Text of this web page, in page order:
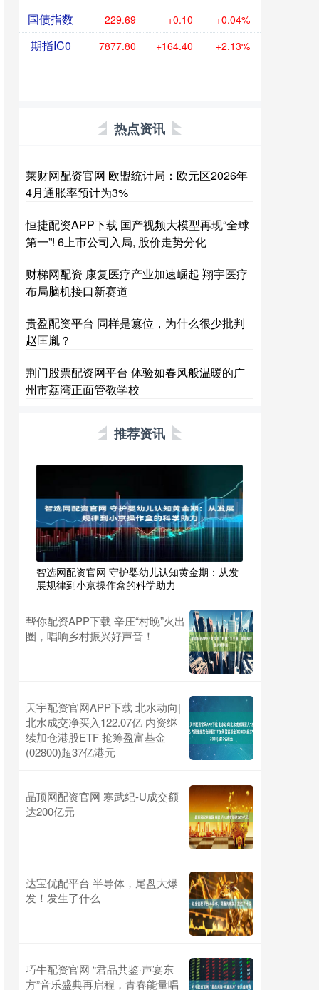
国债指数 229.69 +0.10 +0.04%
期指IC0 7877.80 +164.40 +2.13%
热点资讯
莱财网配资官网 欧盟统计局：欧元区2026年
4月通胀率预计为3%
恒捷配资APP下载 国产视频大模型再现“全球
第一”! 6上市公司入局, 股价走势分化
财梯网配资 康复医疗产业加速崛起 翔宇医疗
布局脑机接口新赛道
贵盈配资平台 同样是篡位，为什么很少批判
赵匡胤？
荆门股票配资网平台 体验如春风般温暖的广
州市荔湾正面管教学校
推荐资讯
智选网配资官网 守护婴幼儿认知黄金期：从发
展规律到小京操作盒的科学助力
帮你配资APP下载 辛庄“村晚”火出
圈，唱响乡村振兴好声音！
天宇配资官网APP下载 北水动向|
北水成交净买入122.07亿 内资继
续加仓港股ETF 抢筹盈富基金
(02800)超37亿港元
晶顶网配资官网 寒武纪-U成交额
达200亿元
达宝优配平台 半导体，尾盘大爆
发！发生了什么
巧牛配资官网 “君品共鉴·声宴东
方”音乐盛典再启程，青春能量唱